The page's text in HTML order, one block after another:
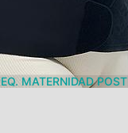
MATERNIDAD